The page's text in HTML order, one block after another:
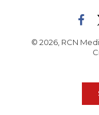
© 2026, RCN